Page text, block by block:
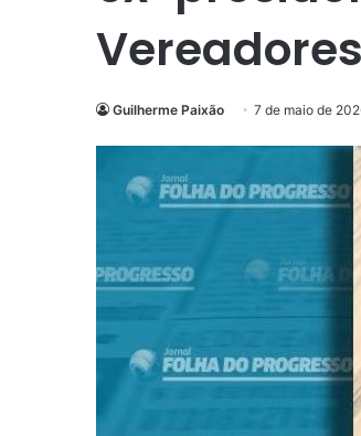
Guilherme Paixão 7 de maio de